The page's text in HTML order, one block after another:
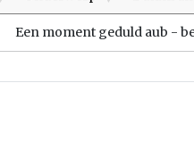
Een moment geduld aub -